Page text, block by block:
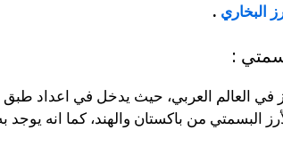
البخاري .
:
في العالم العربي، حيث يدخل في اعداد طبق
البسمتي من باكستان والهند، كما انه